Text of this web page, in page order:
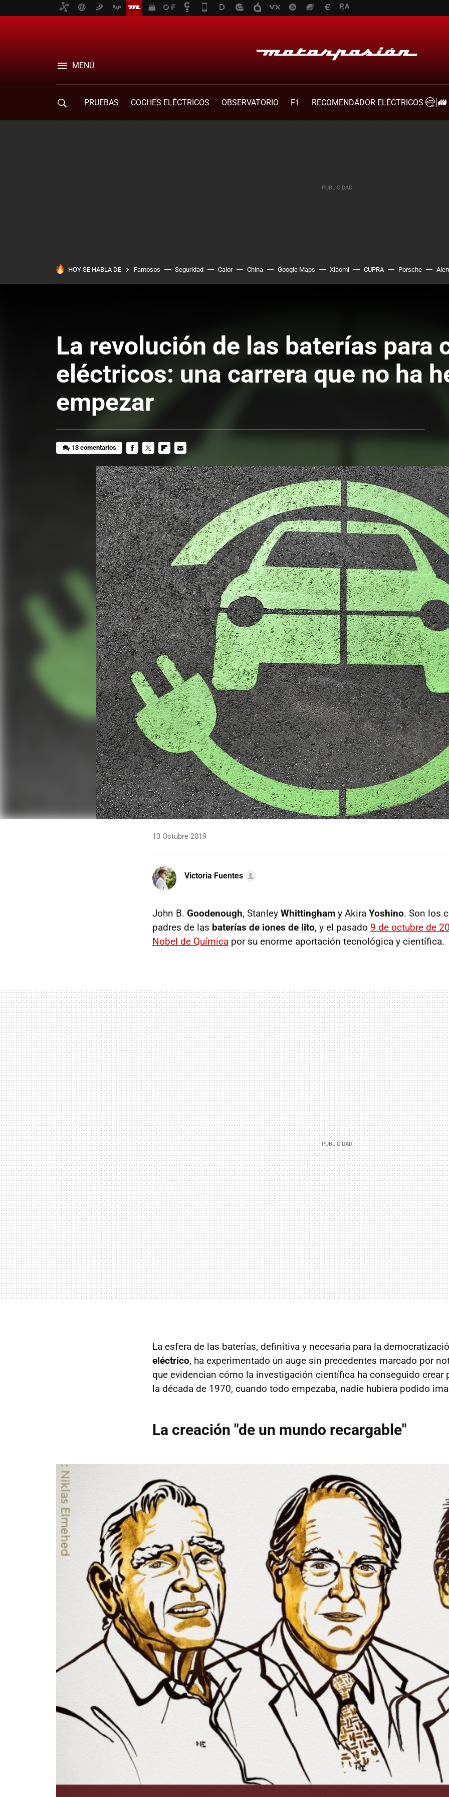
MENÚ
PRUEBAS COCHES ELÉCTRICOS OBSERVATORIO F1
RECOMENDADOR ELÉCTRICOS
HOY SE HABLA DE Famosos Seguridad Calor China Google Maps Xiaomi CUPRA Porsche
La revolución de las baterías para
eléctricos: una carrera que no ha
empezar
13 comentarios
MAIL
13 Octubre 2019
Victoria Fuentes
John B. Goodenough, Stanley Whittingham y Akira Yoshino. Son los
padres de las baterías de iones de lito, y el pasado 9 de octubre de
Nobel de Química por su enorme aportación tecnológica y científica.
La esfera de las baterías, definitiva y necesaria para la
eléctrico, ha experimentado un auge sin precedentes marcado por
que evidencian cómo la investigación científica ha conseguido crear
la década de 1970, cuando todo empezaba, nadie hubiera podido
La creación "de un mundo recargable"